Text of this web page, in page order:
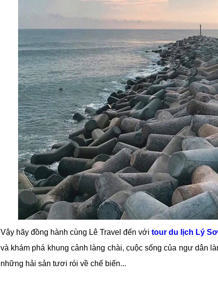
Vậy hãy đồng hành cùng Lê Travel đến với tour du lịch Lý
và khám phá khung cảnh làng chài, cuộc sống của ngư dân
những hải sản tươi rói về chế biến...